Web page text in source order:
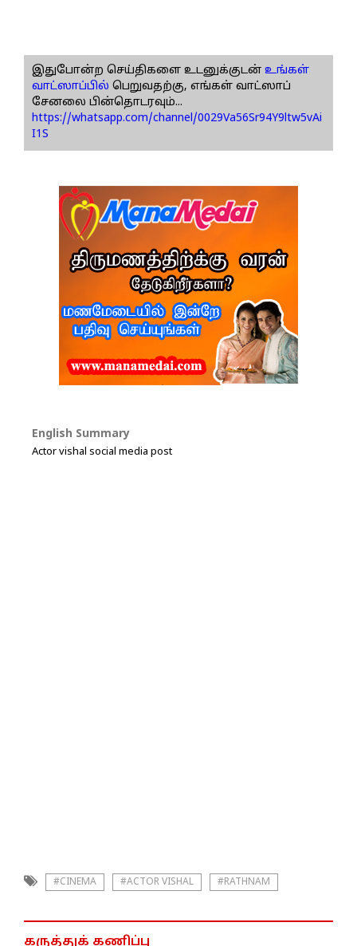
இதுபோன்ற செய்திகளை உடனுக்குடன் உங்கள்
வாட்ஸாப்பில் பெறுவதற்கு, எங்கள் வாட்ஸாப்
சேனலை பின்தொடரவும்...
https://whatsapp.com/channel/0029Va56Sr94Y9ltw5vAi
I1S
English Summary
Actor vishal social media post
#CINEMA #ACTOR VISHAL #RATHNAM
கருத்துக் கணிப்பு